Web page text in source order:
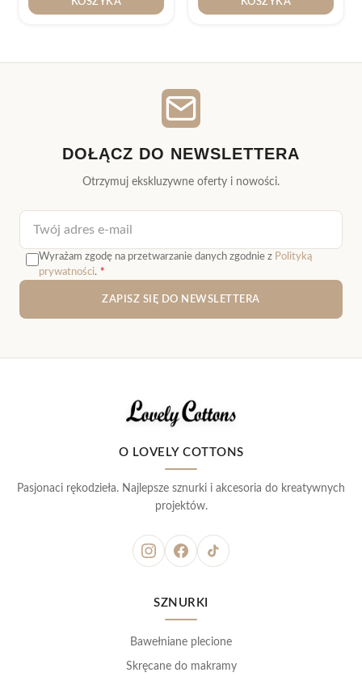
KOSZYKA
KOSZYKA
DOŁĄCZ DO NEWSLETTERA
Otrzymuj ekskluzywne oferty i nowości.
Adres e-mail
Wyrażam zgodę na przetwarzanie danych zgodnie z Polityką
prywatności. *
ZAPISZ SIĘ DO NEWSLETTERA
O LOVELY COTTONS
Pasjonaci rękodzieła. Najlepsze sznurki i akcesoria do kreatywnych
projektów.
SZNURKI
Bawełniane plecione
Skręcane do makramy